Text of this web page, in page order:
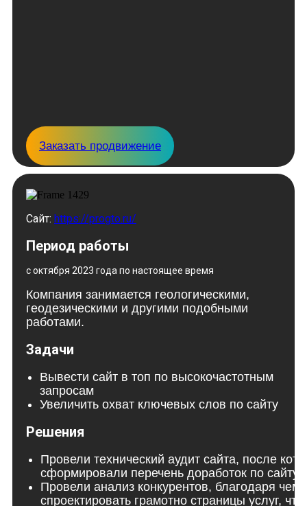
Заказать продвижение
Сайт: https://progto.ru/
Период работы
с октября 2023 года по настоящее время
Компания занимается геологическими,
геодезическими и другими подобными
работами.
Задачи
Вывести сайт в топ по высокочастотным
запросам
Увеличить охват ключевых слов по сайту
Решения
Провели технический аудит сайта, после
сформировали перечень доработок по сайту
Провели анализ конкурентов, благодаря
спроектировать грамотно страницы услуг, что